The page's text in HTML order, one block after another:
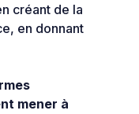
créant de la
en donnant
mener à